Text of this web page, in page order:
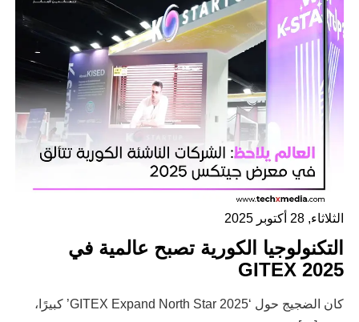
الثلاثاء, 28 أكتوبر 2025
التكنولوجيا الكورية تصبح عالمية في
GITEX 2025
كان الضجيج حول ‘GITEX Expand North Star 2025’ كبيرًا،